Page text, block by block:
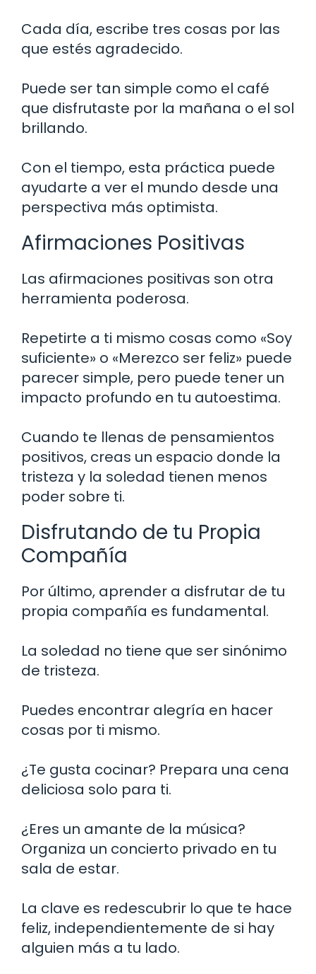
Cada día, escribe tres cosas por las
que estés agradecido.
Puede ser tan simple como el café
que disfrutaste por la mañana o el sol
brillando.
Con el tiempo, esta práctica puede
ayudarte a ver el mundo desde una
perspectiva más optimista.
Afirmaciones Positivas
Las afirmaciones positivas son otra
herramienta poderosa.
Repetirte a ti mismo cosas como «Soy
suficiente» o «Merezco ser feliz» puede
parecer simple, pero puede tener un
impacto profundo en tu autoestima.
Cuando te llenas de pensamientos
positivos, creas un espacio donde la
tristeza y la soledad tienen menos
poder sobre ti.
Disfrutando de tu Propia
Compañía
Por último, aprender a disfrutar de tu
propia compañía es fundamental.
La soledad no tiene que ser sinónimo
de tristeza.
Puedes encontrar alegría en hacer
cosas por ti mismo.
¿Te gusta cocinar? Prepara una cena
deliciosa solo para ti.
¿Eres un amante de la música?
Organiza un concierto privado en tu
sala de estar.
La clave es redescubrir lo que te hace
feliz, independientemente de si hay
alguien más a tu lado.